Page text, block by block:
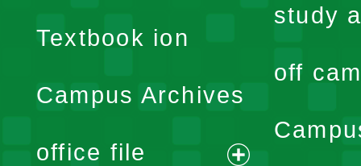
menu
Textbook ion
Campus Archives
office file
study
off